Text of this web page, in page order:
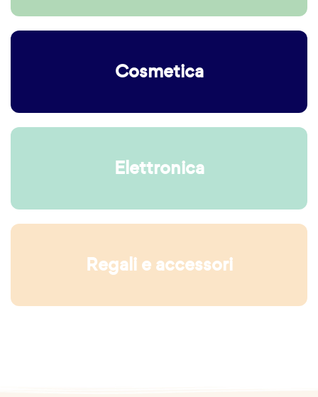
Cosmetica
Elettronica
Regali e accessori